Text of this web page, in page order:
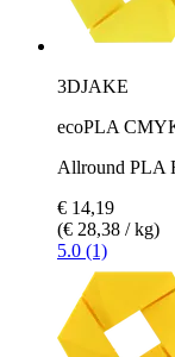
3DJAKE
ecoPLA
Allround PLA
€ 14,19
(€ 28,38 / kg)
5.0 (1)